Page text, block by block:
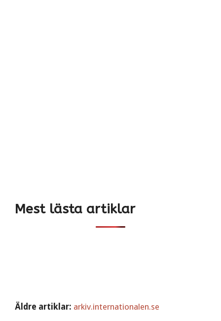
Mest lästa artiklar
Äldre artiklar: arkiv.internationalen.se